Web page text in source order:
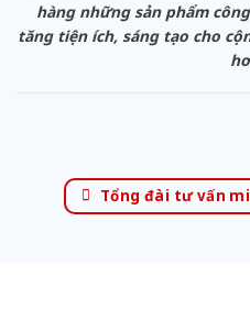
hàng những sản phẩm
tăng tiện ích, sáng tạo cho
Tổng đài tư vấn